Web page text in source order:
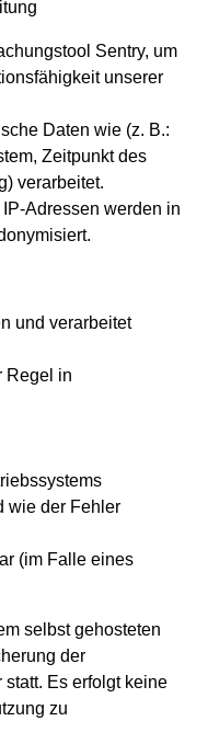
Sentry, um
unserer
Daten wie (z. B.:
Zeitpunkt des
verarbeitet.
Adressen werden in
und verarbeitet
Regel in
wie der Fehler
(im Falle eines
selbst gehosteten
der
Es erfolgt keine
zu